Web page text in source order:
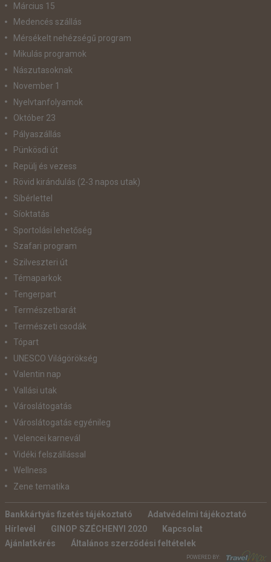
Március 15
Medencés szállás
Mérsékelt nehézségű program
Mikulás programok
Nászutasoknak
November 1
Nyelvtanfolyamok
Október 23
Pályaszállás
Pünkösdi út
Repülj és vezess
Rövid kirándulás (2-3 napos utak)
Síbérlettel
Síoktatás
Sportolási lehetőség
Szafari program
Szilveszteri út
Témaparkok
Tengerpart
Természetbarát
Természeti csodák
Tópart
UNESCO Világörökség
Valentin nap
Vallási utak
Városlátogatás
Városlátogatás egyénileg
Velencei karnevál
Vidéki felszállással
Wellness
Zene tematika
Bankkártyás fizetés tájékoztató
Adatvédelmi tájékoztató
Hírlevél
GINOP SZÉCHENYI 2020
Kapcsolat
Ajánlatkérés
Általános szerződési feltételek
POWERED BY: